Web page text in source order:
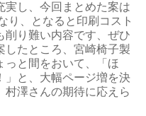
実し、今回まとめた案は
り、となると印刷コスト
削り難い内容です、ぜひ
したところ、宮崎椅子製
っと間をおいて、「ほ
」と、大幅ページ増を決
村澤さんの期待に応えら